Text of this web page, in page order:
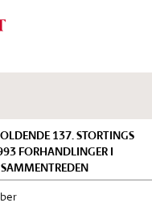
137. STORTINGS
FORHANDLINGER I